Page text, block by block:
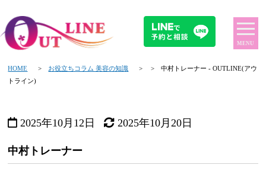
MENU
HOME > お役立ちコラム 美容の知識
> > 中村トレーナー - OUTLINE(アウ
トライン)
2025年10月12日 2025年10月20日
中村トレーナー